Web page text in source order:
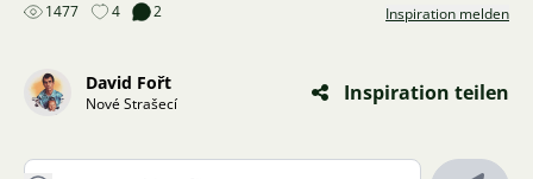
1477 4 2 Inspiration melden
David Fořt
Nové Strašecí Inspiration teilen